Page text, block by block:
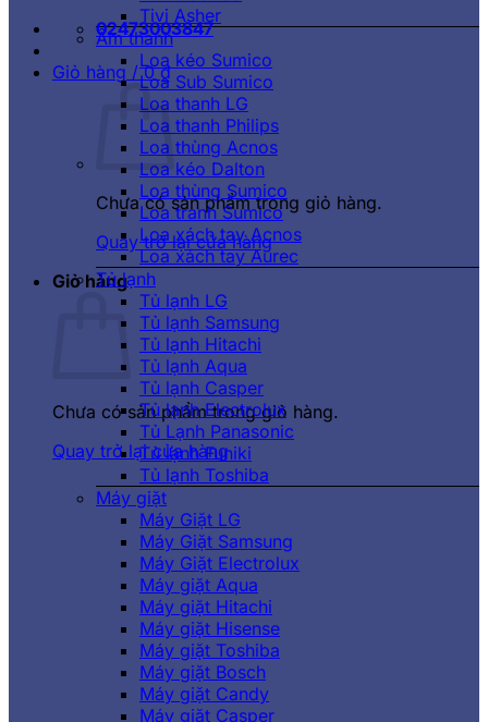
02473003847
Giỏ hàng /0₫
Chưa có sản phẩm trong giỏ hàng.
Quay trở lại cửa hàng
Giỏ hàng
Chưa có sản phẩm trong giỏ hàng.
Quay trở lại cửa hàng
Tivi Asher
Âm thanh
Loa kéo Sumico
Loa Sub Sumico
Loa thanh LG
Loa thanh Philips
Loa thùng Acnos
Loa kéo Dalton
Loa thùng Sumico
Loa tranh Sumico
Loa xách tay Acnos
Loa xách tay Aurec
Tủ lạnh
Tủ lạnh LG
Tủ lạnh Samsung
Tủ lạnh Hitachi
Tủ lạnh Aqua
Tủ lạnh Casper
Tủ lạnh Electrolux
Tủ Lạnh Panasonic
Tủ lạnh Funiki
Tủ lạnh Toshiba
Máy giặt
Máy Giặt LG
Máy Giặt Samsung
Máy Giặt Electrolux
Máy giặt Aqua
Máy giặt Hitachi
Máy giặt Hisense
Máy giặt Toshiba
Máy giặt Bosch
Máy giặt Candy
Máy giặt Casper